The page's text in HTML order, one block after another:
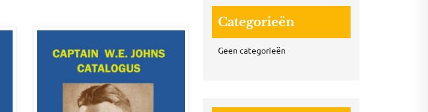
Categorieën
Geen categorieën